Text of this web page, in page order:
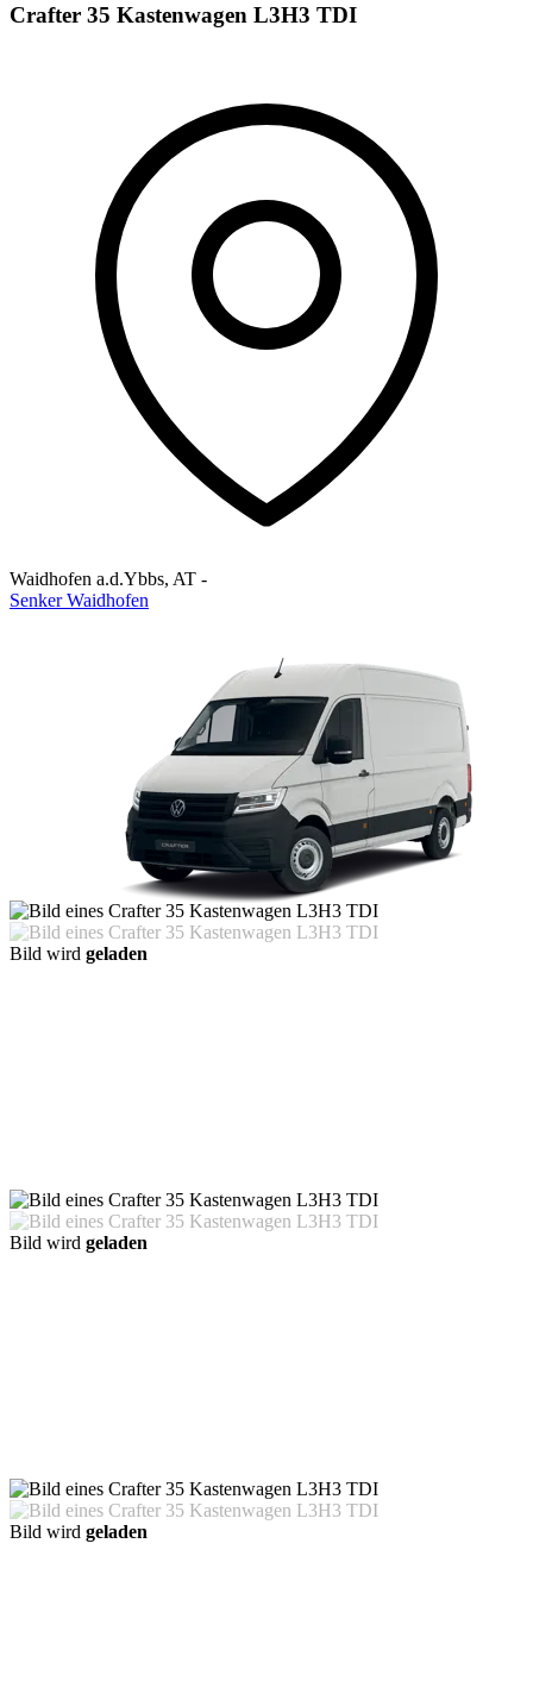
Crafter 35 Kastenwagen L3H3 TDI
Waidhofen a.d.Ybbs, AT -
Senker Waidhofen
Bild wird geladen
Bild wird geladen
Bild wird geladen